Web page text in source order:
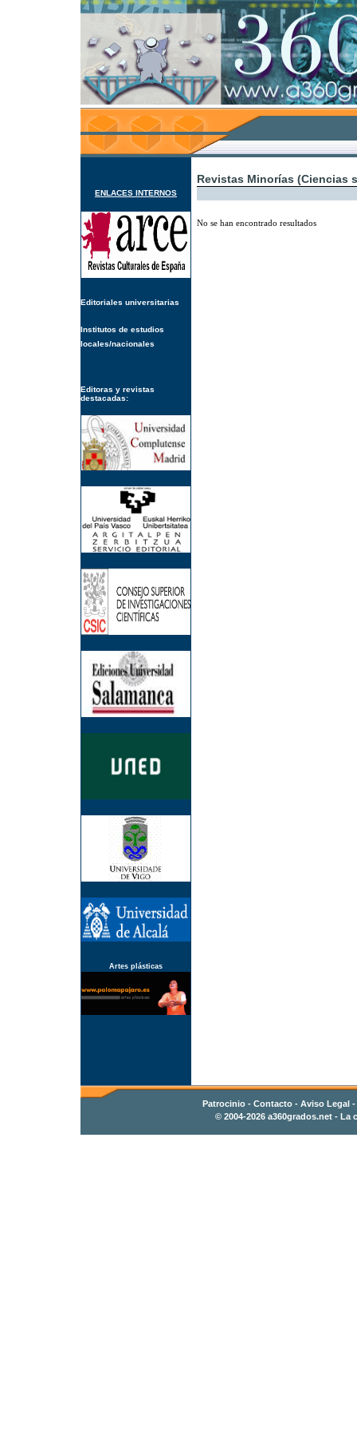
ENLACES INTERNOS
Editoriales universitarias
Institutos de estudios
locales/nacionales
Editoras y revistas
destacadas:
Artes plásticas
Revistas Minorías (Ciencias
No se han encontrado resultados
Patrocinio- Contacto- Aviso Legal -
© 2004-2026 a360grados.net- La